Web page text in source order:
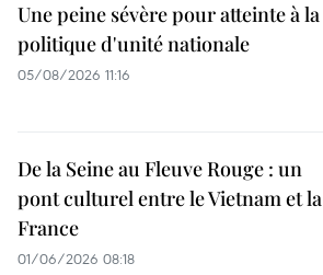
Une peine sévère pour atteinte à la
politique d'unité nationale
05/08/2026 11:16
De la Seine au Fleuve Rouge : un
pont culturel entre le Vietnam et la
France
01/06/2026 08:18